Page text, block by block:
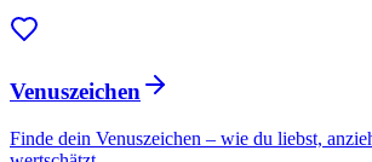
Venuszeichen
Finde dein Venuszeichen – wie du liebst,